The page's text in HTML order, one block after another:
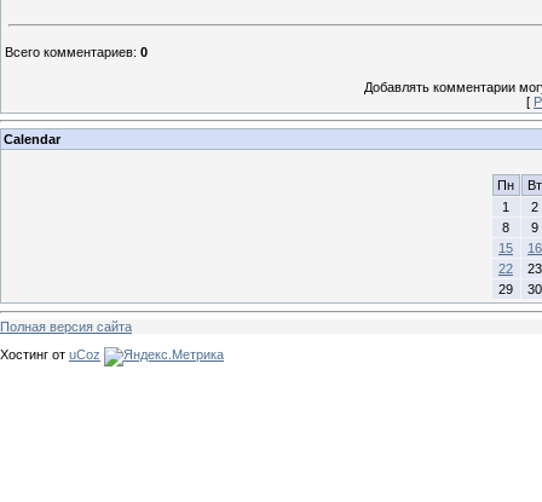
Всего комментариев: 0
Добавлять комментарии
[
Calendar
Пн
Вт
1
2
8
9
15
16
22
23
29
30
Полная версия сайта
Хостинг от uCoz